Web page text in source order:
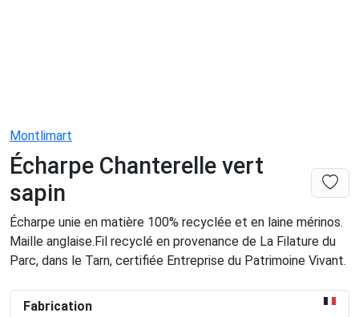
Montlimart
Écharpe Chanterelle vert
sapin
Écharpe unie en matière 100% recyclée et en laine mérinos.
Maille anglaise.Fil recyclé en provenance de La Filature du
Parc, dans le Tarn, certifiée Entreprise du Patrimoine Vivant.
Fabrication